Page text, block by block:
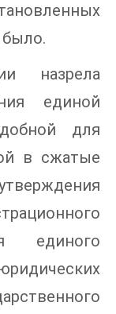
назрела
единой
для
в сжатые
единого